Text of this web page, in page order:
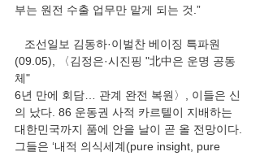
부는 원전 수출 업무만 맡게 되는 것.”
조선일보 김동하·이벌찬 베이징 특파원
(09.05), 〈김정은·시진핑 "北中은 운명 공동
체"
6년 만에 회담… 관계 완전 복원〉, 이들은 신
의 났다. 86 운동권 사적 카르텔이 지배하는
대한민국까지 품에 안을 날이 곧 올 전망이다.
그들은 ‘내적 의식세계(pure insight, pure